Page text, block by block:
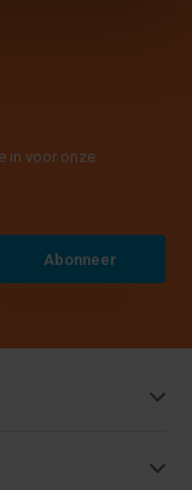
in voor onze
Abonneer